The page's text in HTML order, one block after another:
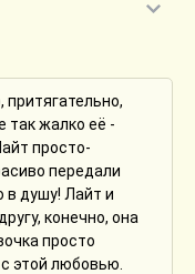
притягательно,
так жалко её -
просто-
передали
в душу! Лайт и
конечно, она
просто
этой любовью.